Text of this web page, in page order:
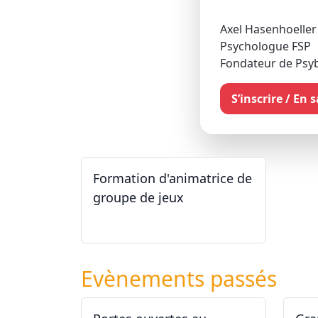
Axel Hasenhoeller
Psychologue FSP
Fondateur de
S’inscrire / En
Formation d'animatrice de
groupe de jeux
Evènements passés